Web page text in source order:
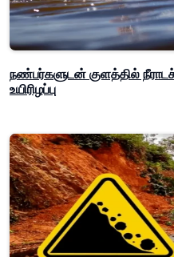
நண்பர்களுடன் குளத்தில்
உயிரிழப்பு